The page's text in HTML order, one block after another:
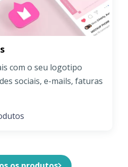
com o seu logotipo
sociais, e-mails, faturas